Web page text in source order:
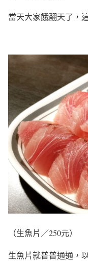
當天大家餓翻天了，
（生魚片／250元）
生魚片就普普通通，